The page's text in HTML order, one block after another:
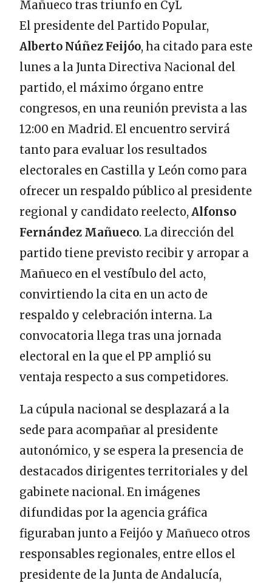
El presidente del Partido Popular,
Alberto Núñez Feijóo, ha citado para este
lunes a la Junta Directiva Nacional del
partido, el máximo órgano entre
congresos, en una reunión prevista a las
12:00 en Madrid. El encuentro servirá
tanto para evaluar los resultados
electorales en Castilla y León como para
ofrecer un respaldo público al presidente
regional y candidato reelecto, Alfonso
Fernández Mañueco. La dirección del
partido tiene previsto recibir y arropar a
Mañueco en el vestíbulo del acto,
convirtiendo la cita en un acto de
respaldo y celebración interna. La
convocatoria llega tras una jornada
electoral en la que el PP amplió su
ventaja respecto a sus competidores.
La cúpula nacional se desplazará a la
sede para acompañar al presidente
autonómico, y se espera la presencia de
destacados dirigentes territoriales y del
gabinete nacional. En imágenes
difundidas por la agencia gráfica
figuraban junto a Feijóo y Mañueco otros
responsables regionales, entre ellos el
presidente de la Junta de Andalucía,